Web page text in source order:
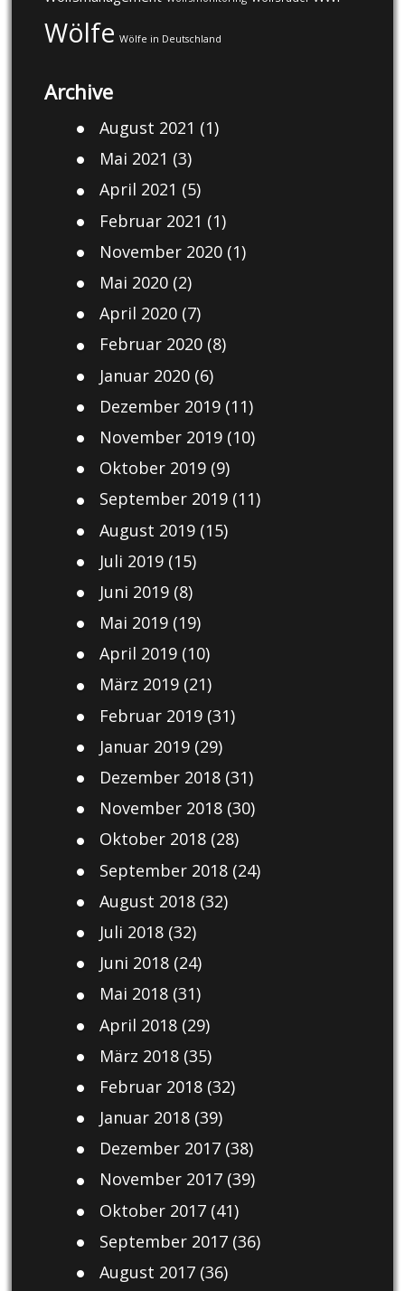
Wölfe Wölfe in Deutschland
Archive
August 2021 (1)
Mai 2021 (3)
April 2021 (5)
Februar 2021 (1)
November 2020(1)
Mai 2020(2)
April 2020(7)
Februar 2020(8)
Januar 2020(6)
Dezember 2019(11)
November 2019(10)
Oktober 2019(9)
September 2019(11)
August 2019(15)
Juli 2019(15)
Juni 2019(8)
Mai 2019(19)
April 2019(10)
März 2019(21)
Februar 2019(31)
Januar 2019(29)
Dezember 2018(31)
November 2018(30)
Oktober 2018(28)
September 2018(24)
August 2018(32)
Juli 2018(32)
Juni 2018(24)
Mai 2018(31)
April 2018(29)
März 2018(35)
Februar 2018(32)
Januar 2018(39)
Dezember 2017(38)
November 2017(39)
Oktober 2017(41)
September 2017(36)
August 2017(36)